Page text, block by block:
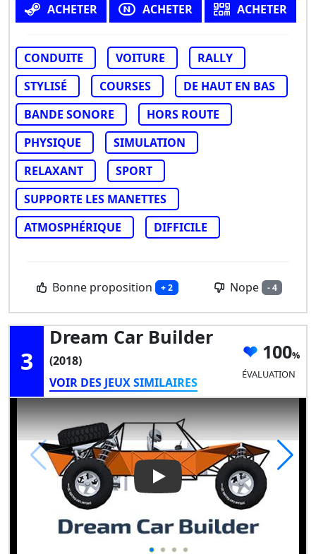
ACHETER ACHETER ACHETER
CONDUITE VOITURE
RALLY
STYLISÉ
COURSES
DE HAUT EN BAS
BANDE SONORE
HORS ROUTE
PHYSIQUE
SIMULATION
RELAXANT
SPORT
SUPPORTE LES MANETTES
ATMOSPHÉRIQUE
DIFFICILE
Bonne proposition + 2 Nope - 4
3
Dream Car Builder
(2018)
VOIR DES JEUX SIMILAIRES
100
ÉVALUATION
Play Video: Dream Car